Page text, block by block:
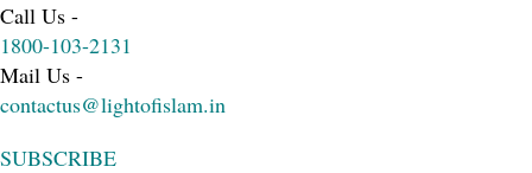
Call Us -
1800-103-2131
Mail Us -
contactus@lightofislam.in
SUBSCRIBE